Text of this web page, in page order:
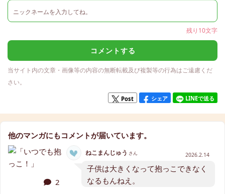
残り10文字
コメントする
当サイト内の文章・画像等の内容の無断転載及び複製等の行為はご遠慮くだ
さい。
Post シェア LINEで送る
他のマンガにもコメントが届いています。
2
ねこまんじゅう さん 2026.2.14
子供は大きくなって抱っこできなく
なるもんねえ。